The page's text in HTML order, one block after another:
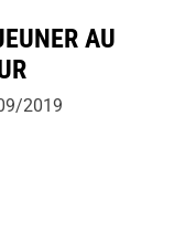
AU
2019